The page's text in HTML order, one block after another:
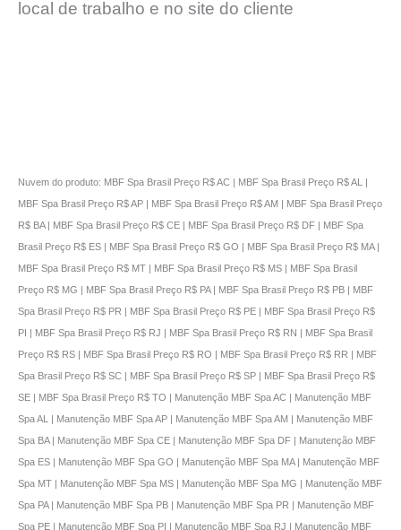
local de trabalho e no site do cliente
Nuvem do produto: MBF Spa Brasil Preço R$ AC | MBF Spa Brasil Preço R$ AL |
MBF Spa Brasil Preço R$ AP | MBF Spa Brasil Preço R$ AM | MBF Spa Brasil Preço
R$ BA | MBF Spa Brasil Preço R$ CE | MBF Spa Brasil Preço R$ DF | MBF Spa
Brasil Preço R$ ES | MBF Spa Brasil Preço R$ GO | MBF Spa Brasil Preço R$ MA |
MBF Spa Brasil Preço R$ MT | MBF Spa Brasil Preço R$ MS | MBF Spa Brasil
Preço R$ MG | MBF Spa Brasil Preço R$ PA | MBF Spa Brasil Preço R$ PB | MBF
Spa Brasil Preço R$ PR | MBF Spa Brasil Preço R$ PE | MBF Spa Brasil Preço R$
PI | MBF Spa Brasil Preço R$ RJ | MBF Spa Brasil Preço R$ RN | MBF Spa Brasil
Preço R$ RS | MBF Spa Brasil Preço R$ RO | MBF Spa Brasil Preço R$ RR | MBF
Spa Brasil Preço R$ SC | MBF Spa Brasil Preço R$ SP | MBF Spa Brasil Preço R$
SE | MBF Spa Brasil Preço R$ TO | Manutenção MBF Spa AC | Manutenção MBF
Spa AL | Manutenção MBF Spa AP | Manutenção MBF Spa AM | Manutenção MBF
Spa BA | Manutenção MBF Spa CE | Manutenção MBF Spa DF | Manutenção MBF
Spa ES | Manutenção MBF Spa GO | Manutenção MBF Spa MA | Manutenção MBF
Spa MT | Manutenção MBF Spa MS | Manutenção MBF Spa MG | Manutenção MBF
Spa PA | Manutenção MBF Spa PB | Manutenção MBF Spa PR | Manutenção MBF
Spa PE | Manutenção MBF Spa PI | Manutenção MBF Spa RJ | Manutenção MBF